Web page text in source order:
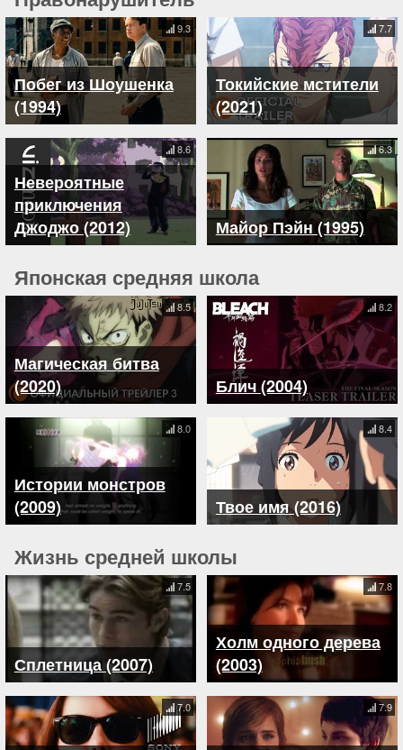
Побег из Шоушенка
(1994)
9.3
Токийские мстители
(2021)
7.7
Невероятные
приключения
Джоджо (2012)
8.6
Майор Пэйн (1995)
6.3
Японская средняя школа
Магическая битва
(2020)
8.5
Блич (2004)
8.2
Истории монстров
(2009)
8.0
Твое имя (2016)
8.4
Жизнь средней школы
Сплетница (2007)
7.5
Холм одного дерева
(2003)
7.8
7.0 7.9